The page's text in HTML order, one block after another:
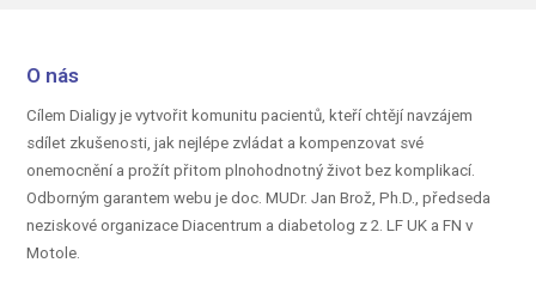
O nás
Cílem Dialigy je vytvořit komunitu pacientů, kteří chtějí navzájem
sdílet zkušenosti, jak nejlépe zvládat a kompenzovat své
onemocnění a prožít přitom plnohodnotný život bez komplikací.
Odborným garantem webu je doc. MUDr. Jan Brož, Ph.D., předseda
neziskové organizace Diacentrum a diabetolog z 2. LF UK a FN v
Motole.